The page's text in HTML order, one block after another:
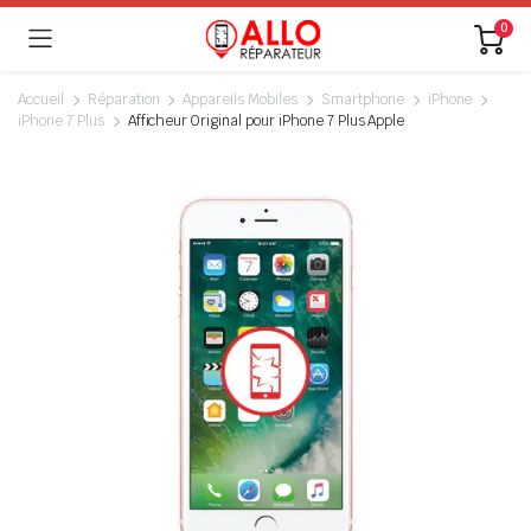
0
Accueil Réparation Appareils Mobiles Smartphone
iPhone
iPhone 7 Plus
Afficheur Original pour iPhone 7 Plus Apple